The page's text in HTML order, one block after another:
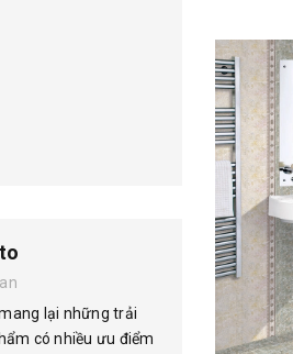
lại những trải
có nhiều ưu điểm